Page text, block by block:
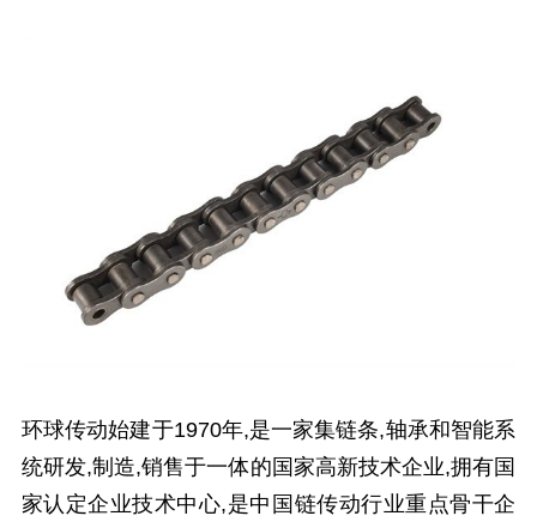
环球传动始建于1970年,是一家集链条,轴承和智能系
统研发,制造,销售于一体的国家高新技术企业,拥有国
家认定企业技术中心,是中国链传动行业重点骨干企